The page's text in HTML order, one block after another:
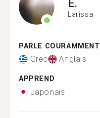
E.
Larissa
PARLE COURAMMENT
Grec Anglais
APPREND
Japonais